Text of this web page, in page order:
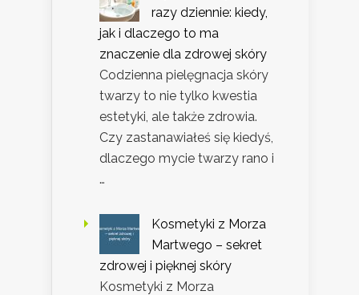
razy dziennie: kiedy,
jak i dlaczego to ma
znaczenie dla zdrowej skóry
Codzienna pielęgnacja skóry
twarzy to nie tylko kwestia
estetyki, ale także zdrowia.
Czy zastanawiałeś się kiedyś,
dlaczego mycie twarzy rano i
…
Kosmetyki z Morza
Martwego – sekret
zdrowej i pięknej skóry
Kosmetyki z Morza